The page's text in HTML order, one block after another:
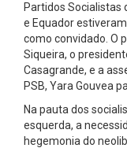
Partidos Socialistas
e Equador
como convidado. O
Siqueira, o
Casagrande, e a
PSB, Yara Gouvea
Na pauta dos
esquerda, a
hegemonia do